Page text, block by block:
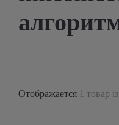
Отображается 1 товар